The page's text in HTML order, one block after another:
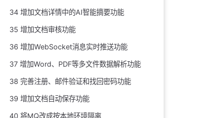
34 增加文档详情中的AI智能摘要功能
35 增加文档审核功能
36 增加WebSocket消息实时推送功能
37 增加Word、PDF等多文件数据解析功能
38 完善注册、邮件验证和找回密码功能
39 增加文档自动保存功能
40 将MQ改成按本地环境隔离